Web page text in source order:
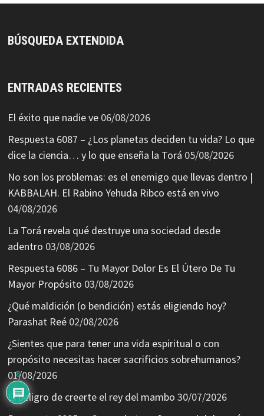
BÚSQUEDA EXTENDIDA
ENTRADAS RECIENTES
El éxito que nadie ve 06/08/2026
Respuesta 6087 – ¿Los planetas deciden tu vida? Lo que
dice la ciencia… y lo que enseña la Torá 05/08/2026
No son los problemas: es el enemigo que llevas dentro |
KABBALAH. El Rabino Yehuda Ribco está en vivo
04/08/2026
La Torá revela qué destruye una sociedad desde
adentro 03/08/2026
Respuesta 6086 – Tu Mayor Dolor Es El Útero De Tu
Mayor Propósito 03/08/2026
¿Qué maldición (o bendición) estás eligiendo hoy?
Parashat Reé 02/08/2026
¿Sientes que para tener una vida espiritual o con
propósito necesitas hacer sacrificios sobrehumanos?
01/08/2026
El peligro de creerte el rey del mambo 30/07/2026
8